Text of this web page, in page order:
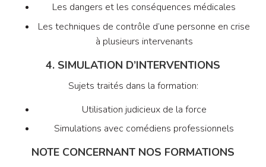
Les dangers et les conséquences médicales
Les techniques de contrôle d’une personne en crise
à plusieurs intervenants
4. SIMULATION D’INTERVENTIONS
Sujets traités dans la formation:
Utilisation judicieux de la force
Simulations avec comédiens professionnels
NOTE CONCERNANT NOS FORMATIONS